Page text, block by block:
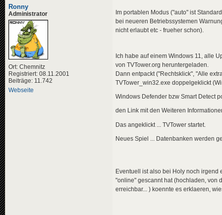
Ronny
Administrator
Ort: Chemnitz
Registriert: 08.11.2001
Beiträge: 11.742
Webseite
Im portablen Modus ("auto" ist
bei neueren Betriebssystemen
nicht erlaubt etc - frueher schon).
Ich habe auf einem Windows 11, alle
von TVTower.org heruntergeladen.
Dann entpackt ("Rechtsklick", "Alle
TVTower_win32.exe doppelgeklickt
Windows Defender bzw Smart Detect
den Link mit den Weiteren
Das angeklickt ... TVTower startet.
Neues Spiel ... Datenbanken werden
Eventuell ist also bei Holy noch irgend
"online" gescannt hat (hochladen, von
erreichbar... ) koennte es erklaeren,